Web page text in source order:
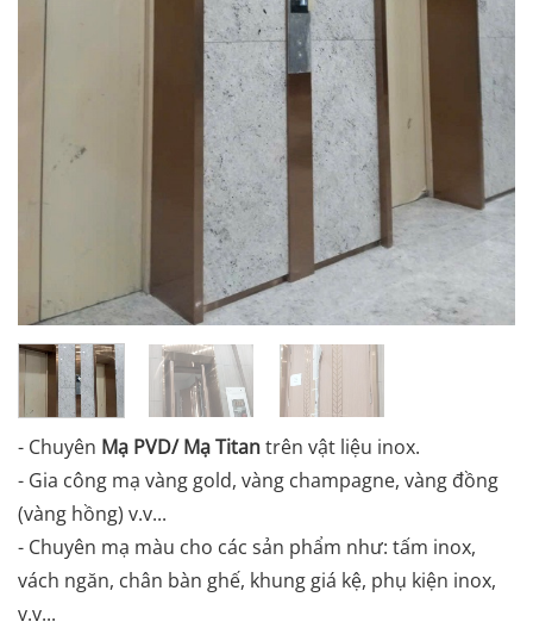
- Chuyên Mạ PVD/ Mạ Titantrên vật liệu inox.
- Gia công mạ vàng gold, vàng champagne, vàng đồng
(vàng hồng) v.v...
- Chuyên mạ màu cho các sản phẩm như: tấm inox,
vách ngăn, chân bàn ghế, khung giá kệ, phụ kiện inox,
v.v...